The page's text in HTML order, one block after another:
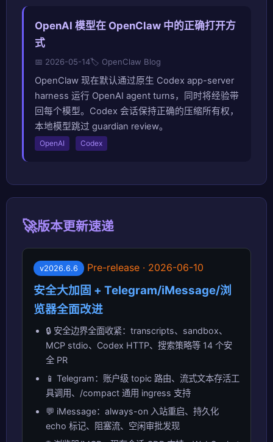
OpenAI 模型在 OpenClaw 中的正确打开方
式
📅 2026-05-14🏷️ OpenClaw Blog
OpenClaw 现在默认通过原生 Codex app-server
harness 运行 OpenAI agent turns，同时将经验带
回每个模型。Codex 会话保持正确的压缩所有权，
本地模型跳过 guardian review。
OpenAI Codex
🚀版本更新速递
v2026.6.6 Pre-release · 2026-06-10
安全大加固 + Telegram/iMessage/浏
览器全面改进
🔒 安全边界全面收紧：transcripts、sandbox、
MCP stdio、Codex HTTP、搜索策略等 14 个安
全 PR
📱 Telegram：账户级 topic 路由、流式文本存活工
具调用、/compact 通用 ingress 支持
💬 iMessage：always-on 入站重启、持久化
echo 标记、阻塞流、空闲审批发现